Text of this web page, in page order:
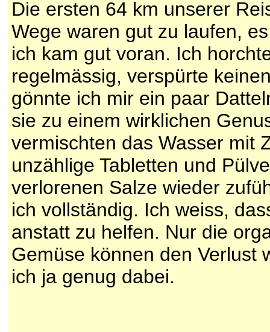
Die ersten 64 km unserer
Wege waren gut zu laufen,
ich kam gut voran. Ich
regelmässig, verspürte
gönnte ich mir ein paar
sie zu einem wirklichen
vermischten das Wasser mit
unzählige Tabletten und
verlorenen Salze wieder
ich vollständig. Ich weiss,
anstatt zu helfen. Nur die
Gemüse können den Verlust
ich ja genug dabei.